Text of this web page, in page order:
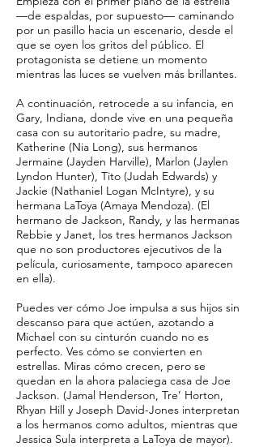
—de espaldas, por supuesto— caminando
por un pasillo hacia un escenario, desde el
que se oyen los gritos del público. El
protagonista se detiene un momento
mientras las luces se vuelven más brillantes.
A continuación, retrocede a su infancia, en
Gary, Indiana, donde vive en una pequeña
casa con su autoritario padre, su madre,
Katherine (Nia Long), sus hermanos
Jermaine (Jayden Harville), Marlon (Jaylen
Lyndon Hunter), Tito (Judah Edwards) y
Jackie (Nathaniel Logan McIntyre), y su
hermana LaToya (Amaya Mendoza). (El
hermano de Jackson, Randy, y las hermanas
Rebbie y Janet, los tres hermanos Jackson
que no son productores ejecutivos de la
película, curiosamente, tampoco aparecen
en ella).
Puedes ver cómo Joe impulsa a sus hijos sin
descanso para que actúen, azotando a
Michael con su cinturón cuando no es
perfecto. Ves cómo se convierten en
estrellas. Miras cómo crecen, pero se
quedan en la ahora palaciega casa de Joe
Jackson. (Jamal Henderson, Tre’ Horton,
Rhyan Hill y Joseph David-Jones interpretan
a los hermanos como adultos, mientras que
Jessica Sula interpreta a LaToya de mayor).